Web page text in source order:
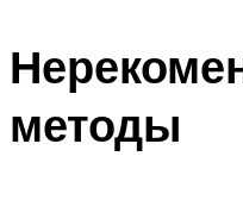
методы